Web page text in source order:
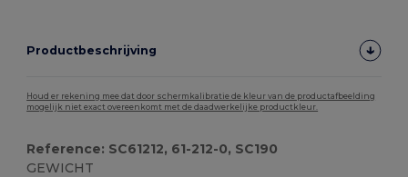
Productbeschrijving
Houd er rekening mee dat door schermkalibratie de kleur van de productafbeelding
mogelijk niet exact overeenkomt met de daadwerkelijke productkleur.
Reference: SC61212, 61-212-0, SC190
GEWICHT